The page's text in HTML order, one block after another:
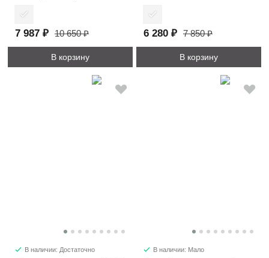
7 987 ₽ 10 650 ₽
В корзину
6 280 ₽ 7 850 ₽
В корзину
В наличии: Достаточно В наличии: Мало